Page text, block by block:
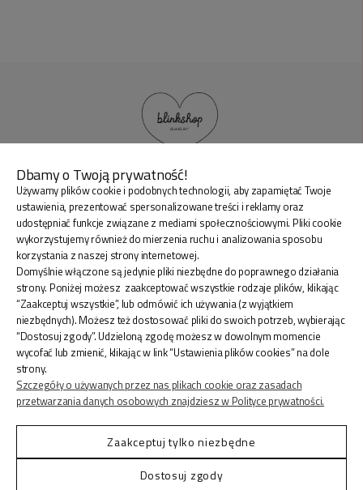
BLINK SHOP Joanna Pradellok, Dominów ul. Brylantowa
18 20-388 Lublin Polska
ZAKUPY
INFORMACJE
KONTO
Dbamy o Twoją prywatność!
Używamy plików cookie i podobnych technologii, aby zapamiętać Twoje
ustawienia, prezentować spersonalizowane treści i reklamy oraz
udostępniać funkcje związane z mediami społecznościowymi. Pliki cookie
wykorzystujemy również do mierzenia ruchu i analizowania sposobu
korzystania z naszej strony internetowej.
Domyślnie włączone są jedynie pliki niezbędne do poprawnego działania
strony. Poniżej możesz zaakceptować wszystkie rodzaje plików, klikając
“Zaakceptuj wszystkie”, lub odmówić ich używania (z wyjątkiem
niezbędnych). Możesz też dostosować pliki do swoich potrzeb, wybierając
“Dostosuj zgody”. Udzieloną zgodę możesz w dowolnym momencie
wycofać lub zmienić, klikając w link “Ustawienia plików cookies” na dole
strony.
Szczegóły o używanych przez nas plikach cookie oraz zasadach
przetwarzania danych osobowych znajdziesz w Polityce prywatności.
Zaakceptuj tylko niezbędne
Dostosuj zgody